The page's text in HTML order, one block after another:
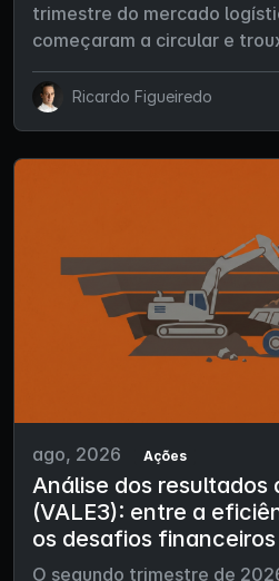
trimestre do mercado
começaram a circular e
Ricardo Figueiredo
ago, 2026 Ações
Análise dos resultados
(VALE3): entre a
os desafios financeiros
O segundo trimestre de